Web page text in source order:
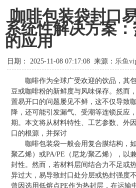
咖啡包装袋封口
系统性解决方案
的应用
日期： 2025-11-08 07:17:08 来源： 乐鱼
咖啡作为全球广受欢迎的饮品，其包
豆或咖啡粉的新鲜度与风味保存。然而
置易开口的问题屡见不鲜，这不仅导致
降，还可能引发漏气、受潮等连锁反应
期。本文将从材料特性、工艺参数、外
口的根源，并探讨
咖啡包装袋一般会用复合膜结构，如
聚乙烯）或PA/PE（尼龙/聚乙烯），以
封性。然而，若材料层间结合力不足或
异过大，易导致封口处分层或热封强度
曾因选用低熔点PE作为热封层，在运输